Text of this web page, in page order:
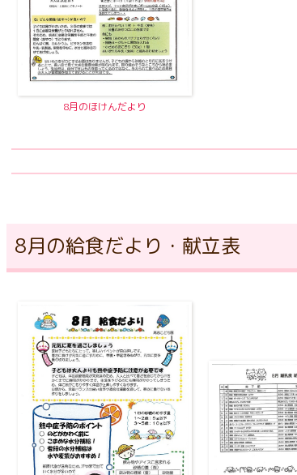
8月のほけんだより
8月の給食だより・献立表